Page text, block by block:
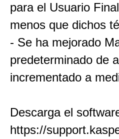
para el Usuario
menos que dichos
- Se ha mejorado
predeterminado de
incrementado a
Descarga el
https://